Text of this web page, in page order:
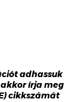
adhassuk
írja meg
cikkszámát